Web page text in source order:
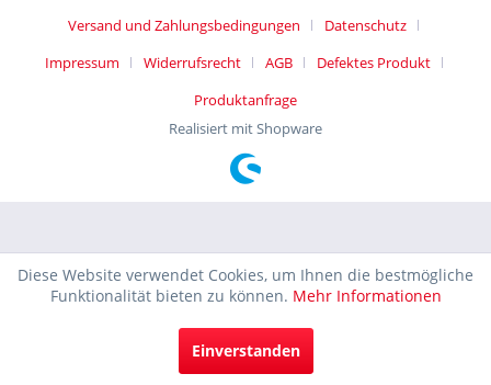
Versand und Zahlungsbedingungen
Datenschutz
Impressum
Widerrufsrecht AGB
Defektes Produkt
Produktanfrage
Realisiert mit Shopware
Diese Website verwendet Cookies, um Ihnen die bestmögliche
Funktionalität bieten zu können. Mehr Informationen
Einverstanden